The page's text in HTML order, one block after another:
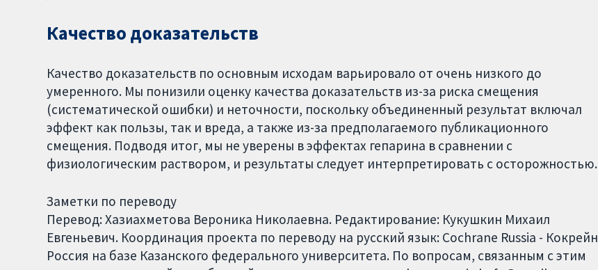
Качество доказательств
Качество доказательств по основным исходам варьировало от очень низкого до
умеренного. Мы понизили оценку качества доказательств из-за риска смещения
(систематической ошибки) и неточности, поскольку объединенный результат включал
эффект как пользы, так и вреда, а также из-за предполагаемого публикационного
смещения. Подводя итог, мы не уверены в эффектах гепарина в сравнении с
физиологическим раствором, и результаты следует интерпретировать с осторожностью.
Заметки по переводу
Перевод: Хазиахметова Вероника Николаевна. Редактирование: Кукушкин Михаил
Евгеньевич. Координация проекта по переводу на русский язык: Cochrane Russia - Кокрейн
Россия на базе Казанского федерального университета. По вопросам, связанным с этим